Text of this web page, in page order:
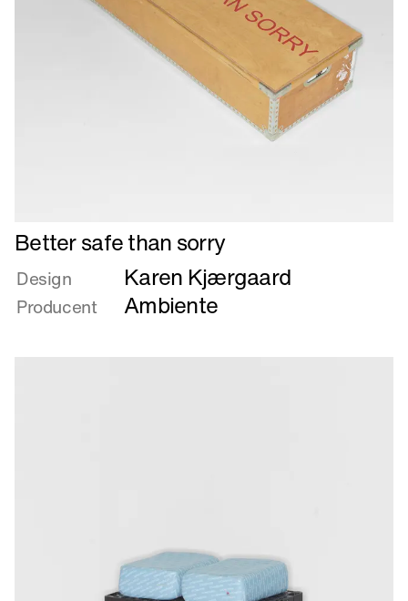
Læs
mere
om
Better
safe
Better safe than sorry
Design Karen Kjærgaard
Producent Ambiente